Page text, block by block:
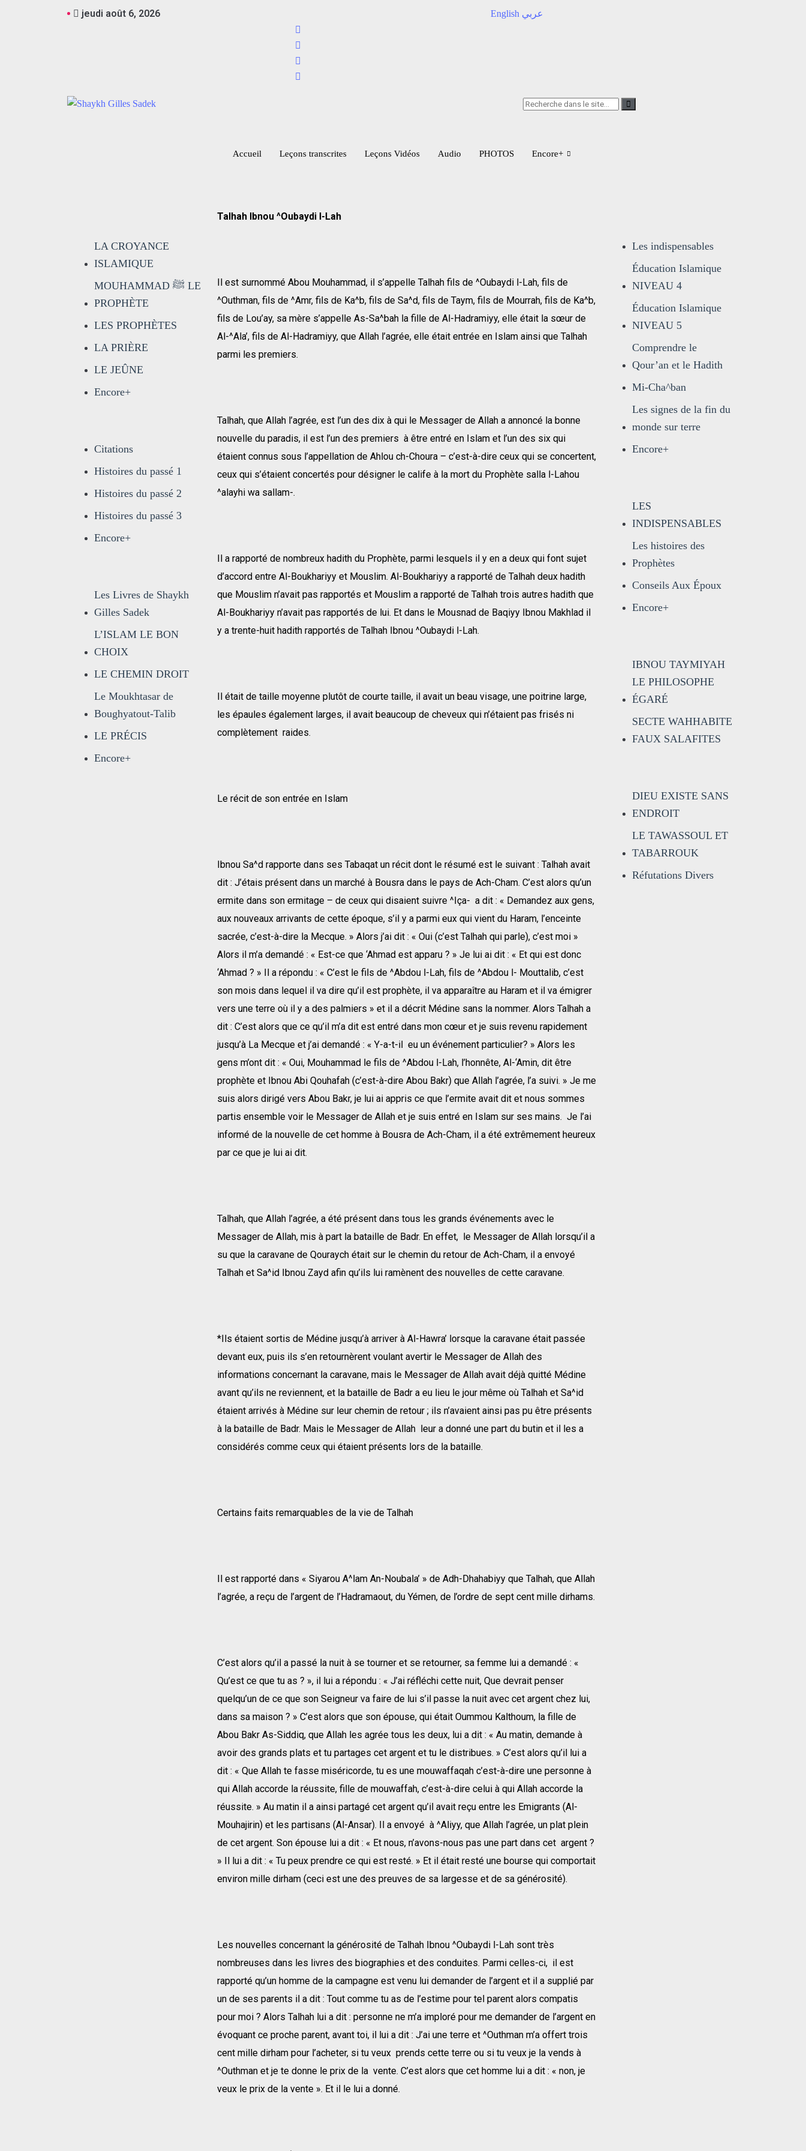
jeudi août 6, 2026 English عربي
Accueil Leçons transcrites Leçons Vidéos​ Audio PHOTOS Encore+
LA CROYANCE
ISLAMIQUE
MOUHAMMAD ﷺ LE
PROPHÈTE
LES PROPHÈTES
LA PRIÈRE
LE JEÛNE
Encore+
Citations
Histoires du passé 1
Histoires du passé 2
Histoires du passé 3
Encore+
Les Livres de Shaykh
Gilles Sadek
L’ISLAM LE BON
CHOIX
LE CHEMIN DROIT
Le Moukhtasar de
Boughyatout-Talib
LE PRÉCIS
Encore+
Talhah Ibnou ^Oubaydi l-Lah
Il est surnommé Abou Mouhammad, il s’appelle Talhah fils de ^Oubaydi l-Lah, fils de
^Outhman, fils de ^Amr, fils de Ka^b, fils de Sa^d, fils de Taym, fils de Mourrah, fils de Ka^b,
fils de Lou’ay, sa mère s’appelle As-Sa^bah la fille de Al-Hadramiyy, elle était la sœur de
Al-^Ala’, fils de Al-Hadramiyy, que Allah l’agrée, elle était entrée en Islam ainsi que Talhah
parmi les premiers.
Talhah, que Allah l’agrée, est l’un des dix à qui le Messager de Allah a annoncé la bonne
nouvelle du paradis, il est l’un des premiers à être entré en Islam et l’un des six qui
étaient connus sous l’appellation de Ahlou ch-Choura – c’est-à-dire ceux qui se concertent,
ceux qui s’étaient concertés pour désigner le calife à la mort du Prophète salla l-Lahou
^alayhi wa sallam-.
Il a rapporté de nombreux hadith du Prophète, parmi lesquels il y en a deux qui font sujet
d’accord entre Al-Boukhariyy et Mouslim. Al-Boukhariyy a rapporté de Talhah deux hadith
que Mouslim n’avait pas rapportés et Mouslim a rapporté de Talhah trois autres hadith que
Al-Boukhariyy n’avait pas rapportés de lui. Et dans le Mousnad de Baqiyy Ibnou Makhlad il
y a trente-huit hadith rapportés de Talhah Ibnou ^Oubaydi l-Lah.
Il était de taille moyenne plutôt de courte taille, il avait un beau visage, une poitrine large,
les épaules également larges, il avait beaucoup de cheveux qui n’étaient pas frisés ni
complètement raides.
Le récit de son entrée en Islam
Ibnou Sa^d rapporte dans ses Tabaqat un récit dont le résumé est le suivant : Talhah avait
dit : J’étais présent dans un marché à Bousra dans le pays de Ach-Cham. C’est alors qu’un
ermite dans son ermitage – de ceux qui disaient suivre ^Iça- a dit : « Demandez aux gens,
aux nouveaux arrivants de cette époque, s’il y a parmi eux qui vient du Haram, l’enceinte
sacrée, c’est-à-dire la Mecque. » Alors j’ai dit : « Oui (c’est Talhah qui parle), c’est moi »
Alors il m’a demandé : « Est-ce que ‘Ahmad est apparu ? » Je lui ai dit : « Et qui est donc
‘Ahmad ? » Il a répondu : « C’est le fils de ^Abdou l-Lah, fils de ^Abdou l- Mouttalib, c’est
son mois dans lequel il va dire qu’il est prophète, il va apparaître au Haram et il va émigrer
vers une terre où il y a des palmiers » et il a décrit Médine sans la nommer. Alors Talhah a
dit : C’est alors que ce qu’il m’a dit est entré dans mon cœur et je suis revenu rapidement
jusqu’à La Mecque et j’ai demandé : « Y-a-t-il eu un événement particulier? » Alors les
gens m’ont dit : « Oui, Mouhammad le fils de ^Abdou l-Lah, l’honnête, Al-‘Amin, dit être
prophète et Ibnou Abi Qouhafah (c’est-à-dire Abou Bakr) que Allah l’agrée, l’a suivi. » Je me
suis alors dirigé vers Abou Bakr, je lui ai appris ce que l’ermite avait dit et nous sommes
partis ensemble voir le Messager de Allah et je suis entré en Islam sur ses mains. Je l’ai
informé de la nouvelle de cet homme à Bousra de Ach-Cham, il a été extrêmement heureux
par ce que je lui ai dit.
Talhah, que Allah l’agrée, a été présent dans tous les grands événements avec le
Messager de Allah, mis à part la bataille de Badr. En effet, le Messager de Allah lorsqu’il a
su que la caravane de Qouraych était sur le chemin du retour de Ach-Cham, il a envoyé
Talhah et Sa^id Ibnou Zayd afin qu’ils lui ramènent des nouvelles de cette caravane.
*Ils étaient sortis de Médine jusqu’à arriver à Al-Hawra’ lorsque la caravane était passée
devant eux, puis ils s’en retournèrent voulant avertir le Messager de Allah des
informations concernant la caravane, mais le Messager de Allah avait déjà quitté Médine
avant qu’ils ne reviennent, et la bataille de Badr a eu lieu le jour même où Talhah et Sa^id
étaient arrivés à Médine sur leur chemin de retour ; ils n’avaient ainsi pas pu être présents
à la bataille de Badr. Mais le Messager de Allah leur a donné une part du butin et il les a
considérés comme ceux qui étaient présents lors de la bataille.
Certains faits remarquables de la vie de Talhah
Il est rapporté dans « Siyarou A^lam An-Noubala’ » de Adh-Dhahabiyy que Talhah, que Allah
l’agrée, a reçu de l’argent de l’Hadramaout, du Yémen, de l’ordre de sept cent mille dirhams.
C’est alors qu’il a passé la nuit à se tourner et se retourner, sa femme lui a demandé : «
Qu’est ce que tu as ? », il lui a répondu : « J’ai réfléchi cette nuit, Que devrait penser
quelqu’un de ce que son Seigneur va faire de lui s’il passe la nuit avec cet argent chez lui,
dans sa maison ? » C’est alors que son épouse, qui était Oummou Kalthoum, la fille de
Abou Bakr As-Siddiq, que Allah les agrée tous les deux, lui a dit : « Au matin, demande à
avoir des grands plats et tu partages cet argent et tu le distribues. » C’est alors qu’il lui a
dit : « Que Allah te fasse miséricorde, tu es une mouwaffaqah c’est-à-dire une personne à
qui Allah accorde la réussite, fille de mouwaffah, c’est-à-dire celui à qui Allah accorde la
réussite. » Au matin il a ainsi partagé cet argent qu’il avait reçu entre les Emigrants (Al-
Mouhajirin) et les partisans (Al-Ansar). Il a envoyé à ^Aliyy, que Allah l’agrée, un plat plein
de cet argent. Son épouse lui a dit : « Et nous, n’avons-nous pas une part dans cet argent ?
» Il lui a dit : « Tu peux prendre ce qui est resté. » Et il était resté une bourse qui comportait
environ mille dirham (ceci est une des preuves de sa largesse et de sa générosité).
Les nouvelles concernant la générosité de Talhah Ibnou ^Oubaydi l-Lah sont très
nombreuses dans les livres des biographies et des conduites. Parmi celles-ci, il est
rapporté qu’un homme de la campagne est venu lui demander de l’argent et il a supplié par
un de ses parents il a dit : Tout comme tu as de l’estime pour tel parent alors compatis
pour moi ? Alors Talhah lui a dit : personne ne m’a imploré pour me demander de l’argent en
évoquant ce proche parent, avant toi, il lui a dit : J’ai une terre et ^Outhman m’a offert trois
cent mille dirham pour l’acheter, si tu veux prends cette terre ou si tu veux je la vends à
^Outhman et je te donne le prix de la vente. C’est alors que cet homme lui a dit : « non, je
veux le prix de la vente ». Et il le lui a donné.
Les indispensables
Éducation Islamique
NIVEAU 4
Éducation Islamique
NIVEAU 5
Comprendre le
Qour’an et le Hadith
Mi-Cha^ban
Les signes de la fin du
monde sur terre
Encore+
LES
INDISPENSABLES
Les histoires des
Prophètes
Conseils Aux Époux
Encore+
IBNOU TAYMIYAH
LE PHILOSOPHE
ÉGARÉ
SECTE WAHHABITE
FAUX SALAFITES
DIEU EXISTE SANS
ENDROIT
LE TAWASSOUL ET
TABARROUK
Réfutations Divers